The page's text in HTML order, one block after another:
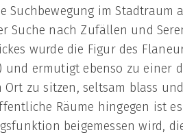
Suchbewegung im Stadtraum
Suche nach Zufällen und
wurde die Figur des
und ermutigt ebenso zu
zu sitzen, seltsam blass
Räume hingegen ist
beigemessen wird,